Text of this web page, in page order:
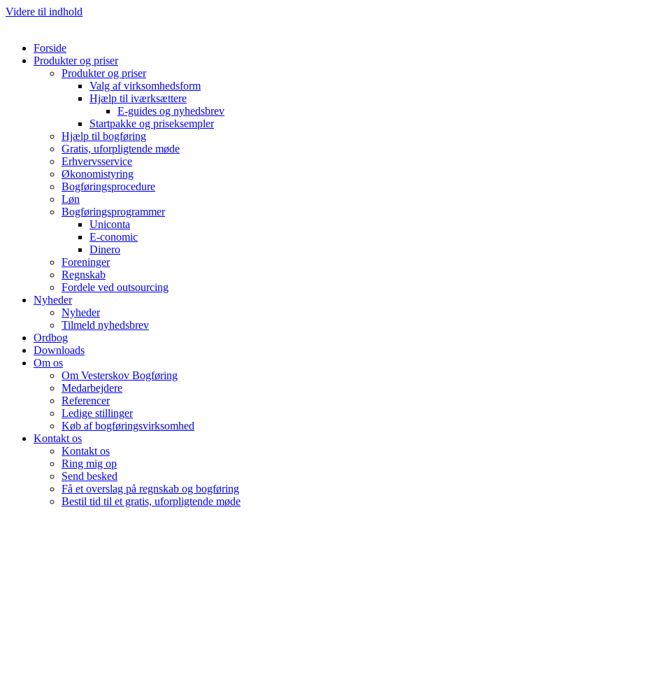
Videre til indhold
Forside
Produkter og priser
Produkter og priser
Valg af virksomhedsform
Hjælp til iværksættere
E-guides og nyhedsbrev
Startpakke og priseksempler
Hjælp til bogføring
Gratis, uforpligtende møde
Erhvervsservice
Økonomistyring
Bogføringsprocedure
Løn
Bogføringsprogrammer
Uniconta
E-conomic
Dinero
Foreninger
Regnskab
Fordele ved outsourcing
Nyheder
Nyheder
Tilmeld nyhedsbrev
Ordbog
Downloads
Om os
Om Vesterskov Bogføring
Medarbejdere
Referencer
Ledige stillinger
Køb af bogføringsvirksomhed
Kontakt os
Kontakt os
Ring mig op
Send besked
Få et overslag på regnskab og bogføring
Bestil tid til et gratis, uforpligtende møde